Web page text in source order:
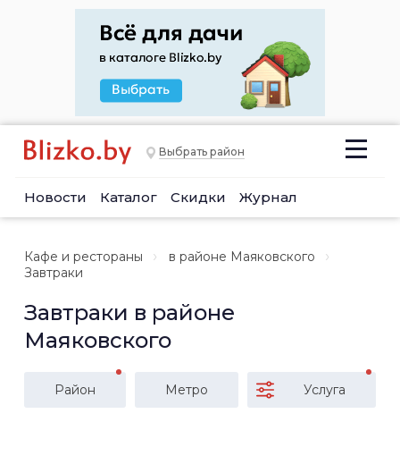
Выбрать район
Новости Каталог Скидки Журнал
Кафе и рестораны
в районе Маяковского
Завтраки
Завтраки в районе
Маяковского
Район Метро Услуга